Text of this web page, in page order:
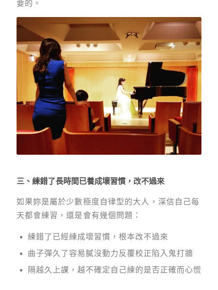
要的。
三、練錯了長時間已養成壞習慣，改不過來
如果妳是屬於少數極度自律型的大人，深信自己每
天都會練習，還是會有幾個問題：
練錯了已經練成壞習慣，根本改不過來
曲子彈久了容易膩沒動力反覆校正陷入鬼打牆
隔越久上課，越不確定自己練的是否正確而心慌